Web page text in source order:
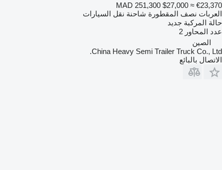
MAD 251,300 $27,000 ≈ €23,370
العربات نصف المقطورة شاحنة نقل السيارات
حالة المركبة جديد
عدد المحاور 2
الصين
China Heavy Semi Trailer Truck Co., Ltd.
الاتصال بالبائع